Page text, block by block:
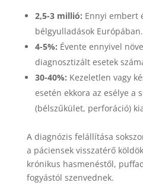
2,5-3 millió: Ennyi embert
bélgyulladások Európában.
4-5%: Évente ennyivel
diagnosztizált esetek
30-40%: Kezeletlen vagy
esetén ekkora az esélye a
(bélszűkület, perforáció)
A diagnózis felállítása
a páciensek visszatérő
krónikus hasmenéstől,
fogyástól szenvednek.